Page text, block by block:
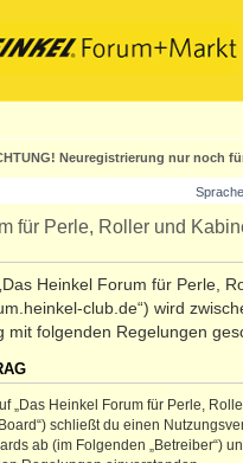
Neuregistrierung nur noch
für Perle, Roller und
Heinkel Forum für Perle,
club.de“) wird
mit folgenden Regelungen
„Das Heinkel Forum für Perle,
schließt du einen
ab (im Folgenden „Betreiber“)